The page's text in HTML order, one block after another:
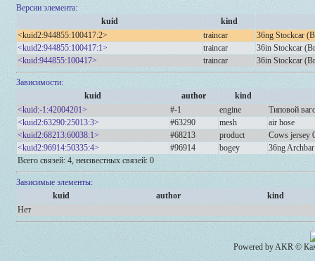
Версии элемента:
kuid
kind
<kuid2:944855:100417:2>
traincar
36ng Stockcar
<kuid2:944855:100417:1>
traincar
36in Stockcar
<kuid:944855:100417>
traincar 36in Stockcar
Зависимости:
kuid
author
kind
<kuid:-1:42004201>
#-1 engine
Типовой
<kuid2:63290:25013:3>
#63290 mesh
air hose
<kuid2:68213:60038:1>
#68213 product
Cows jersey
<kuid2:96914:50335:4>
#96914 bogey
36ng
Всего связей: 4, неизвестных связей: 0
Зависимые элементы:
kuid
author
kind
Нет
Powered by AKR ©